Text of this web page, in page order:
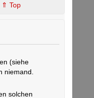
⇑ Top
(siehe
niemand.
solchen